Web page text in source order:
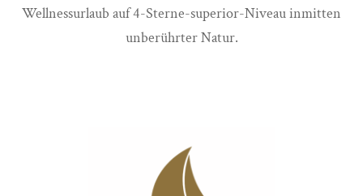
Wellnessurlaub auf 4-Sterne-superior-Niveau inmitten
unberührter Natur.